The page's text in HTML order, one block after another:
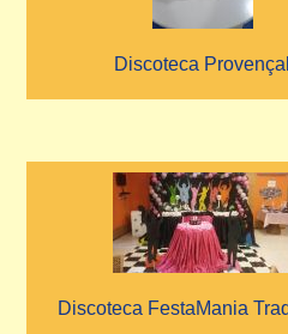
Discoteca Provençal
Discoteca FestaMania